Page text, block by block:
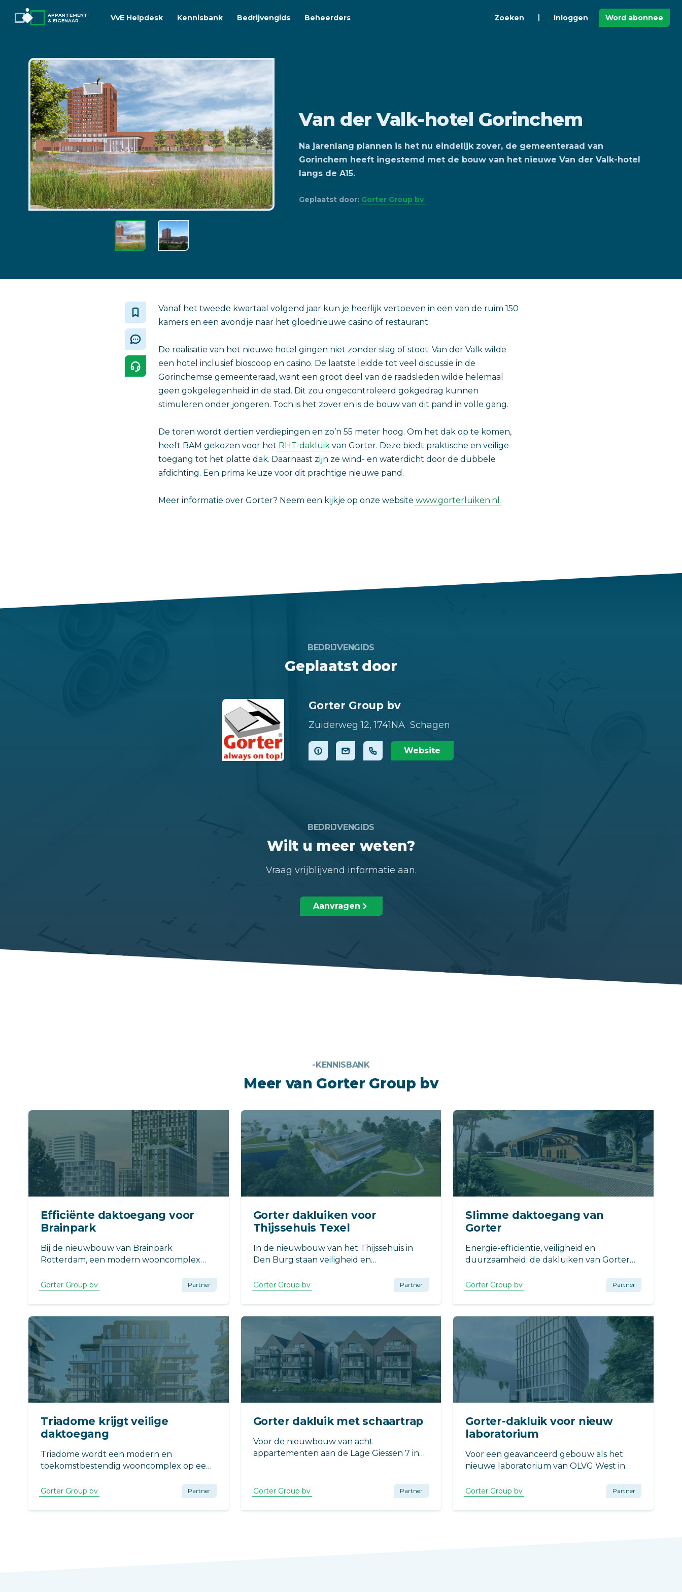
APPARTEMENT
& EIGENAAR
VvE Helpdesk Kennisbank Bedrijvengids Beheerders Zoeken Inloggen Word abonnee
Van der Valk-hotel Gorinchem
Na jarenlang plannen is het nu eindelijk zover, de gemeenteraad van
Gorinchem heeft ingestemd met de bouw van het nieuwe Van der Valk-hotel
langs de A15.
Geplaatst door: Gorter Group bv
Vanaf het tweede kwartaal volgend jaar kun je heerlijk vertoeven in een van de ruim 150
kamers en een avondje naar het gloednieuwe casino of restaurant.
De realisatie van het nieuwe hotel gingen niet zonder slag of stoot. Van der Valk wilde
een hotel inclusief bioscoop en casino. De laatste leidde tot veel discussie in de
Gorinchemse gemeenteraad, want een groot deel van de raadsleden wilde helemaal
geen gokgelegenheid in de stad. Dit zou ongecontroleerd gokgedrag kunnen
stimuleren onder jongeren. Toch is het zover en is de bouw van dit pand in volle gang.
De toren wordt dertien verdiepingen en zo’n 55 meter hoog. Om het dak op te komen,
heeft BAM gekozen voor het RHT-dakluik van Gorter. Deze biedt praktische en veilige
toegang tot het platte dak. Daarnaast zijn ze wind- en waterdicht door de dubbele
afdichting. Een prima keuze voor dit prachtige nieuwe pand.
Meer informatie over Gorter? Neem een kijkje op onze website www.gorterluiken.nl
BEDRIJVENGIDS
Geplaatst door
Gorter Group bv
Zuiderweg 12, 1741NA Schagen
Website
BEDRIJVENGIDS
Wilt u meer weten?
Vraag vrijblijvend informatie aan.
Aanvragen
-KENNISBANK
Meer van Gorter Group bv
Efficiënte daktoegang voor
Brainpark
Bij de nieuwbouw van Brainpark
Rotterdam, een modern wooncomplex
daktoegang een cruciale rol. Het project,
ontwikkeld door Greystar, wordt
gerealiseerd door Waal Bouw Vlaardingen.
Gorter Group bv Partner
Gorter dakluiken voor
Thijssehuis Texel
In de nieuwbouw van het Thijssehuis in
Den Burg staan veiligheid en
een optimale toegang tot het dak werden
twee Gorter dakluiken geïnstalleerd.
Gorter Group bv Partner
Slimme daktoegang van
Gorter
Energie-efficiëntie, veiligheid en
duurzaamheid: de dakluiken van Gorter
voordelen.
Gorter Group bv Partner
Triadome krijgt veilige
daktoegang
Triadome wordt een modern en
toekomstbestendig wooncomplex op een
daktoegang speelt een bescheiden maar
belangrijke rol binnen het totale ontwerp,
omdat veilige inspectie en onderhoud van
Gorter Group bv Partner
Gorter dakluik met schaartrap
Voor de nieuwbouw van acht
appartementen aan de Lage Giessen 7 in
zorgt voor een veilige en praktische
daktoegang, met minimale impact op de
beschikbare ruimte in de woning.
Gorter Group bv Partner
Gorter-dakluik voor nieuw
laboratorium
Voor een geavanceerd gebouw als het
nieuwe laboratorium van OLVG West in
bouwoplossing efficiëntie, duurzaamheid
Gorter Group bv Partner